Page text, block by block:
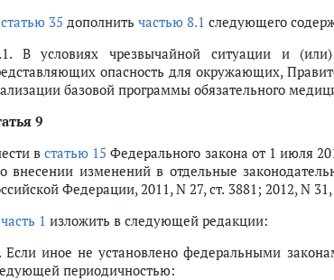
повышенной готовности или чрезвычайной ситуации
статью 35 дополнить частью 8.1 следующего
В условиях чрезвычайной ситуации и
опасность для окружающих,
базовой программы обязательного
9
встатью 15 Федерального закона от 1 июля
внесении изменений в отдельные
Федерации, 2011, N 27, ст. 3881; 2012, N
часть 1 изложить в следующей редакции:
Если иное не установлено федеральными
периодичностью: